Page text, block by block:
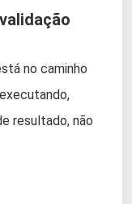
no caminho
resultado, não